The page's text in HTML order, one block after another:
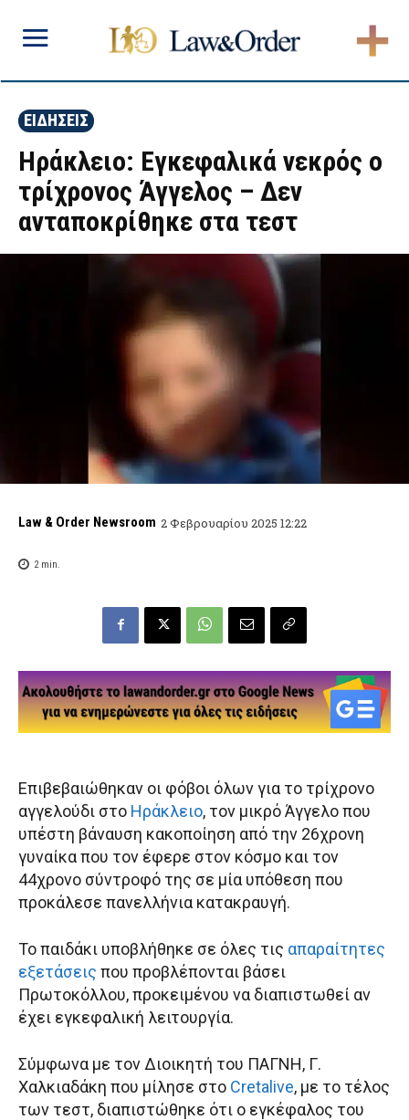
ΕΙΔΗΣΕΙΣ
Ηράκλειο: Εγκεφαλικά νεκρός ο
τρίχρονος Άγγελος – Δεν
ανταποκρίθηκε στα τεστ
Law & Order Newsroom 2 Φεβρουαρίου 2025 12:22
2min.
Επιβεβαιώθηκαν οι φόβοι όλων για το τρίχρονο
αγγελούδι στο Ηράκλειο, τον μικρό Άγγελο που
υπέστη βάναυση κακοποίηση από την 26χρονη
γυναίκα που τον έφερε στον κόσμο και τον
44χρονο σύντροφό της σε μία υπόθεση που
προκάλεσε πανελλήνια κατακραυγή.
Το παιδάκι υποβλήθηκε σε όλες τις απαραίτητες
εξετάσεις που προβλέπονται βάσει
Πρωτοκόλλου, προκειμένου να διαπιστωθεί αν
έχει εγκεφαλική λειτουργία.
Σύμφωνα με τον Διοικητή του ΠΑΓΝΗ, Γ.
Χαλκιαδάκη που μίλησε στο Cretalive, με το τέλος
των τεστ, διαπιστώθηκε ότι ο εγκέφαλος του